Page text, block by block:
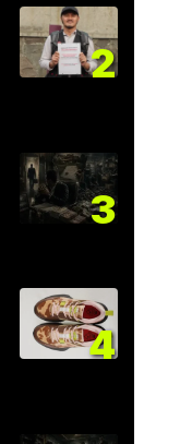
2
3
4